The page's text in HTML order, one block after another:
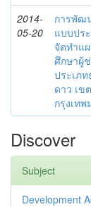
2014-
05-20
การพัฒ
แบบปร
จัดทำแ
ศึกษาผู้
ประเภ
ดาว เข
กรุงเท
Discover
Subject
Development